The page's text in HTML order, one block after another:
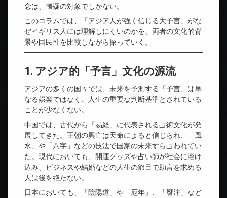
念は、懐疑の対象でしかない。
このコラムでは、「アジア人が強く信じる大予言」がな
ぜイギリス人には理解しにくいのかを、両者の文化的背
景や国民性を比較しながら探っていく。
1. アジア的「予言」文化の源流
アジアの多くの国々では、未来を予測する「予言」は単
なる娯楽ではなく、人生の重要な判断基準とされている
ことが少なくない。
中国では、古代から「易経」に代表される占術文化が発
展してきた。王朝の興亡は天命によると信じられ、「風
水」や「八字」などの技法で国家の未来すら占われてい
た。現代においても、開運グッズや占い師が社会に溶け
込み、ビジネスや結婚などの人生の節目で助言を求める
人は後を絶たない。
日本においても、「陰陽道」や「厄年」、「暦注」など